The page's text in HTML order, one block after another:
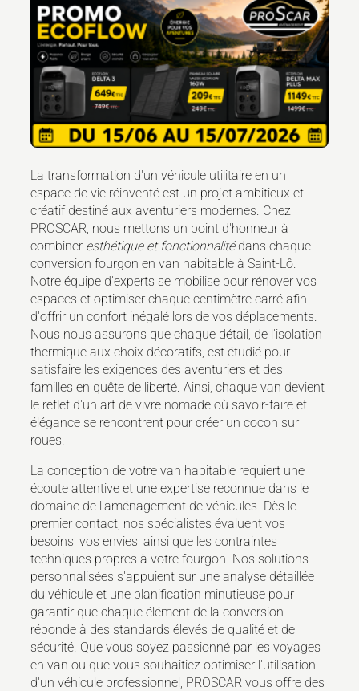
La transformation d'un véhicule utilitaire en un
espace de vie réinventé est un projet ambitieux et
créatif destiné aux aventuriers modernes. Chez
PROSCAR, nous mettons un point d'honneur à
combiner esthétique et fonctionnalitédans chaque
conversion fourgon en van habitable à Saint-Lô.
Notre équipe d'experts se mobilise pour rénover vos
espaces et optimiser chaque centimètre carré afin
d'offrir un confort inégalé lors de vos déplacements.
Nous nous assurons que chaque détail, de l'isolation
thermique aux choix décoratifs, est étudié pour
satisfaire les exigences des aventuriers et des
familles en quête de liberté. Ainsi, chaque van devient
le reflet d'un art de vivre nomade où savoir-faire et
élégance se rencontrent pour créer un cocon sur
roues.
La conception de votre van habitable requiert une
écoute attentive et une expertise reconnue dans le
domaine de l'aménagement de véhicules. Dès le
premier contact, nos spécialistes évaluent vos
besoins, vos envies, ainsi que les contraintes
techniques propres à votre fourgon. Nos solutions
personnalisées s'appuient sur une analyse détaillée
du véhicule et une planification minutieuse pour
garantir que chaque élément de la conversion
réponde à des standards élevés de qualité et de
sécurité. Que vous soyez passionné par les voyages
en van ou que vous souhaitiez optimiser l'utilisation
d'un véhicule professionnel, PROSCAR vous offre des